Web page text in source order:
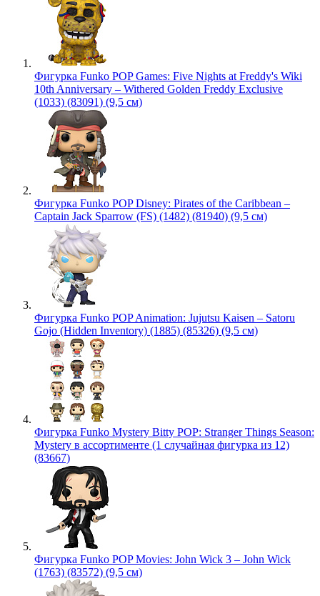
Фигурка Funko POP Games: Five Nights at Freddy's Wiki
10th Anniversary – Withered Golden Freddy Exclusive
(1033) (83091) (9,5 см)
Фигурка Funko POP Disney: Pirates of the Caribbean –
Captain Jack Sparrow (FS) (1482) (81940) (9,5 см)
Фигурка Funko POP Animation: Jujutsu Kaisen – Satoru
Gojo (Hidden Inventory) (1885) (85326) (9,5 см)
Фигурка Funko Mystery Bitty POP: Stranger Things Season:
Mystery в ассортименте (1 случайная фигурка из 12)
(83667)
Фигурка Funko POP Movies: John Wick 3 – John Wick
(1763) (83572) (9,5 см)